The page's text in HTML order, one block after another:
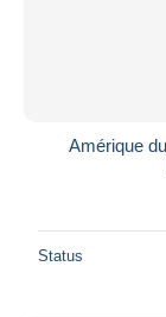
Amérique
Status